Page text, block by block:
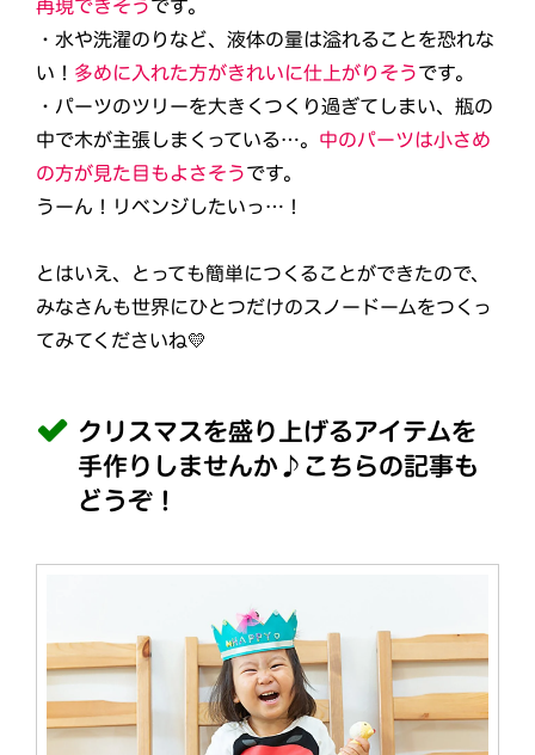
再現できそうです。
・水や洗濯のりなど、液体の量は溢れることを恐れな
い！ 多めに入れた方がきれいに仕上がりそうです。
・パーツのツリーを大きくつくり過ぎてしまい、瓶の
中で木が主張しまくっている…。 中のパーツは小さめ
の方が見た目もよさそうです。
うーん！リベンジしたいっ…！
とはいえ、とっても簡単につくることができたので、
みなさんも世界にひとつだけのスノードームをつくっ
てみてくださいね💛
クリスマスを盛り上げるアイテムを
手作りしませんか♪こちらの記事も
どうぞ！